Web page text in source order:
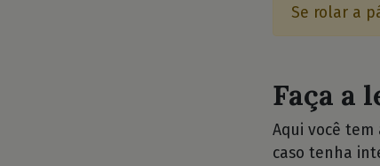
Se rolar a
Faça a
Aqui você
caso tenha